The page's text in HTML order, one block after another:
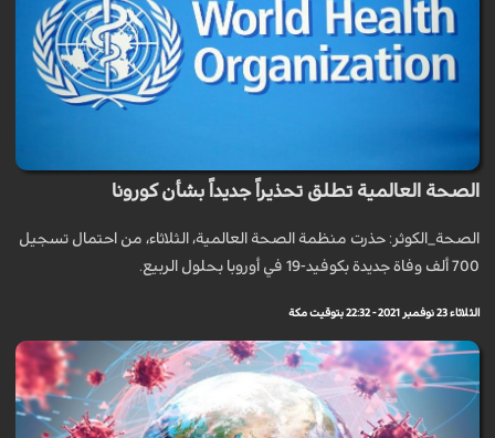
الصحة العالمية تطلق تحذيراً جديداً بشأن كورونا
الصحة_الكوثر: حذرت منظمة الصحة العالمية، الثلاثاء، من احتمال تسجيل
700 ألف وفاة جديدة بكوفيد-19 في أوروبا بحلول الربيع.
الثلاثاء 23 نوفمبر 2021 - 22:32 بتوقيت مكة